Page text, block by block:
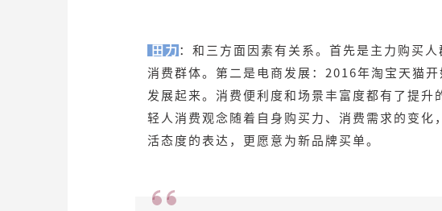
田力 ：和三方面因素有关系。首先是主力购买
消费群体。第二是电商发展：2016年淘宝天猫
发展起来。消费便利度和场景丰富度都有了提升
轻人消费观念随着自身购买力、消费需求的变化
活态度的表达，更愿意为新品牌买单。